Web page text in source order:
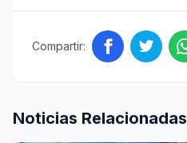
Compartir:
Noticias Relacionadas